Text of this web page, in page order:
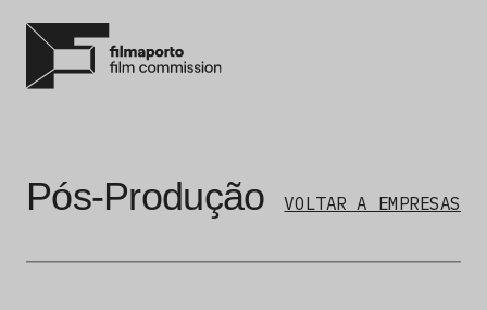
Pós-Produção VOLTAR A EMPRESAS